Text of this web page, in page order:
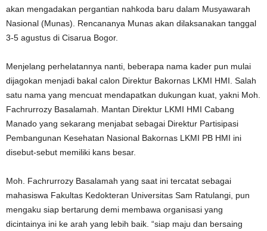
akan mengadakan pergantian nahkoda baru dalam Musyawarah
Nasional (Munas). Rencananya Munas akan dilaksanakan tanggal
3-5 agustus di Cisarua Bogor.
Menjelang perhelatannya nanti, beberapa nama kader pun mulai
dijagokan menjadi bakal calon Direktur Bakornas LKMI HMI. Salah
satu nama yang mencuat mendapatkan dukungan kuat, yakni Moh.
Fachrurrozy Basalamah. Mantan Direktur LKMI HMI Cabang
Manado yang sekarang menjabat sebagai Direktur Partisipasi
Pembangunan Kesehatan Nasional Bakornas LKMI PB HMI ini
disebut-sebut memiliki kans besar.
Moh. Fachrurrozy Basalamah yang saat ini tercatat sebagai
mahasiswa Fakultas Kedokteran Universitas Sam Ratulangi, pun
mengaku siap bertarung demi membawa organisasi yang
dicintainya ini ke arah yang lebih baik. “siap maju dan bersaing